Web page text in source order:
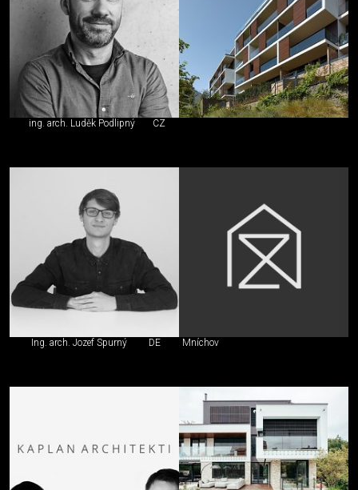
ing. arch. Luděk Podlipný CZ
Ing. arch. Jozef Spurný DE Mníchov